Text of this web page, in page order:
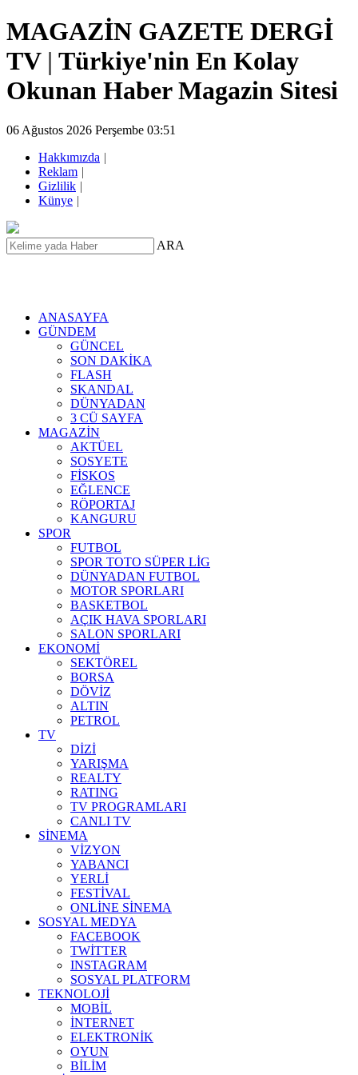
MAGAZİN GAZETE DERGİ
TV | Türkiye'nin En Kolay
Okunan Haber Magazin Sitesi
06 Ağustos 2026 Perşembe 03:51
Hakkımızda |
Reklam |
Gizlilik |
Künye |
ARA
ANASAYFA
GÜNDEM
GÜNCEL
SON DAKİKA
FLASH
SKANDAL
DÜNYADAN
3 CÜ SAYFA
MAGAZİN
AKTÜEL
SOSYETE
FİSKOS
EĞLENCE
RÖPORTAJ
KANGURU
SPOR
FUTBOL
SPOR TOTO SÜPER LİG
DÜNYADAN FUTBOL
MOTOR SPORLARI
BASKETBOL
AÇIK HAVA SPORLARI
SALON SPORLARI
EKONOMİ
SEKTÖREL
BORSA
DÖVİZ
ALTIN
PETROL
TV
DİZİ
YARIŞMA
REALTY
RATING
TV PROGRAMLARI
CANLI TV
SİNEMA
VİZYON
YABANCI
YERLİ
FESTİVAL
ONLİNE SİNEMA
SOSYAL MEDYA
FACEBOOK
TWİTTER
INSTAGRAM
SOSYAL PLATFORM
TEKNOLOJİ
MOBİL
İNTERNET
ELEKTRONİK
OYUN
BİLİM